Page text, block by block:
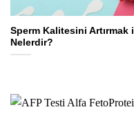
Sperm Kalitesini Artırmak
Nelerdir?